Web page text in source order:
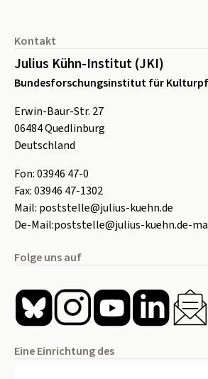
Kontakt
Julius Kühn-Institut (JKI)
Bundesforschungsinstitut für
Erwin-Baur-Str. 27
06484Quedlinburg
Deutschland
Fon:03946 47-0
Fax:03946 47-1302
Mail: poststelle@julius-kuehn.de
De-Mail:poststelle@julius-kuehn.de-
Folge uns auf
Eine Einrichtung des